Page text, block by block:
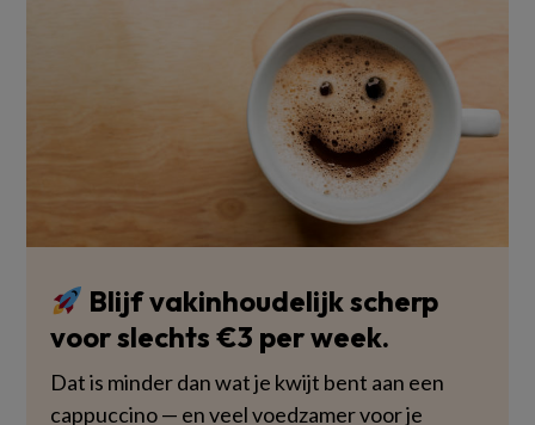
Blijf vakinhoudelijk scherp
voor slechts €3 per week.
Dat is minder dan wat je kwijt bent aan een
cappuccino — en veel voedzamer voor je